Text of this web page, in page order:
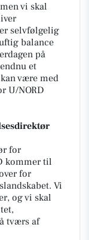
vi skal
selvfølgelig
balance
på
et
være med
U/NORD
for
kommer til
for
Vi
og vi skal
tværs af